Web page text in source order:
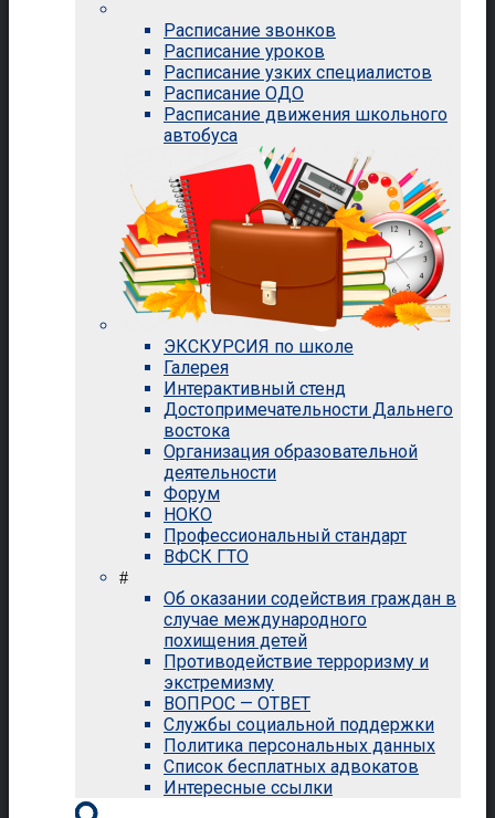
Расписание звонков
Расписание уроков
Расписание узких специалистов
Расписание ОДО
Расписание движения школьного
автобуса
ЭКСКУРСИЯ по школе
Галерея
Интерактивный стенд
Достопримечательности Дальнего
востока
Организация образовательной
деятельности
Форум
НОКО
Профессиональный стандарт
ВФСК ГТО
#
Об оказании содействия граждан в
случае международного
похищения детей
Противодействие терроризму и
экстремизму
ВОПРОС — ОТВЕТ
Службы социальной поддержки
Политика персональных данных
Список бесплатных адвокатов
Интересные ссылки